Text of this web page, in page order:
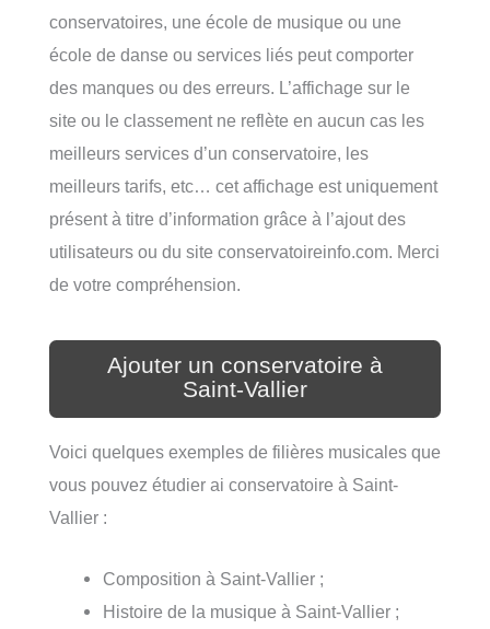
conservatoires, une école de musique ou une
école de danse ou services liés peut comporter
des manques ou des erreurs. L’affichage sur le
site ou le classement ne reflète en aucun cas les
meilleurs services d’un conservatoire, les
meilleurs tarifs, etc… cet affichage est uniquement
présent à titre d’information grâce à l’ajout des
utilisateurs ou du site conservatoireinfo.com. Merci
de votre compréhension.
Ajouter un conservatoire à
Saint-Vallier
Voici quelques exemples de filières musicales que
vous pouvez étudier ai conservatoire à Saint-
Vallier :
Composition à Saint-Vallier ;
Histoire de la musique à Saint-Vallier ;